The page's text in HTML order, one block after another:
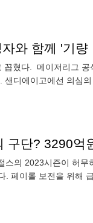
꼽혔다. 메이저리그 공
디에이고에선 의심의
스의 2023시즌이 허무
페이롤 보전을 위해 급